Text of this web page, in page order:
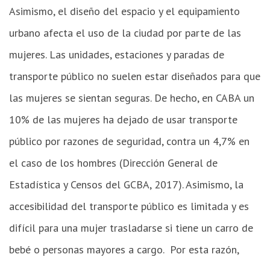
Asimismo, el diseño del espacio y el equipamiento
urbano afecta el uso de la ciudad por parte de las
mujeres. Las unidades, estaciones y paradas de
transporte público no suelen estar diseñados para que
las mujeres se sientan seguras. De hecho, en CABA un
10% de las mujeres ha dejado de usar transporte
público por razones de seguridad, contra un 4,7% en
el caso de los hombres (Dirección General de
Estadística y Censos del GCBA, 2017). Asimismo, la
accesibilidad del transporte público es limitada y es
difícil para una mujer trasladarse si tiene un carro de
bebé o personas mayores a cargo. Por esta razón,